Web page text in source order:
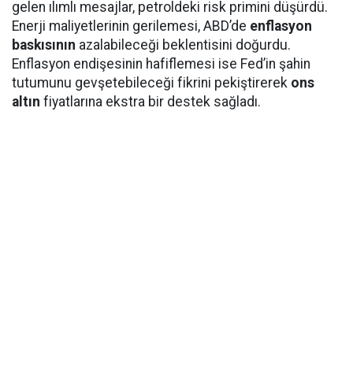
gelen ılımlı mesajlar, petroldeki risk primini düşürdü.
Enerji maliyetlerinin gerilemesi, ABD’de enflasyon
baskısının azalabileceği beklentisini doğurdu.
Enflasyon endişesinin hafiflemesi ise Fed’in şahin
tutumunu gevşetebileceği fikrini pekiştirerek ons
altın fiyatlarına ekstra bir destek sağladı.